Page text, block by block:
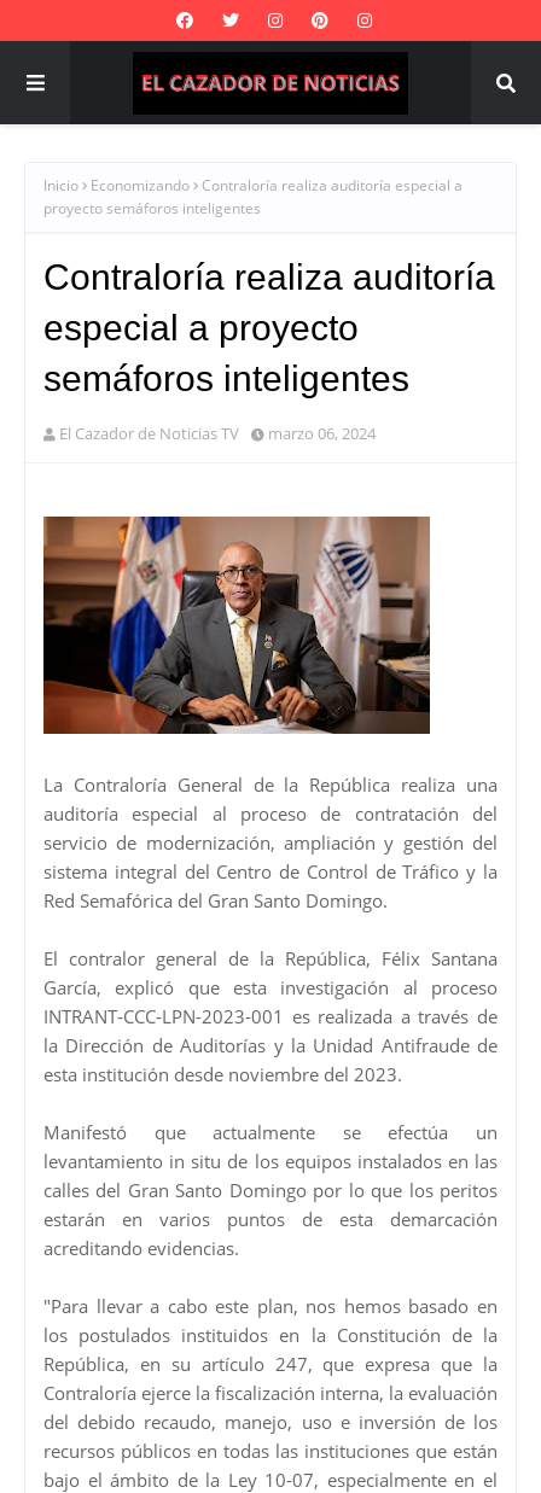
Inicio Economizando
Contraloría realiza auditoría especial a
proyecto semáforos inteligentes
Contraloría realiza auditoría
especial a proyecto
semáforos inteligentes
El Cazador de Noticias TV marzo 06, 2024
La Contraloría General de la República realiza una
auditoría especial al proceso de contratación del
servicio de modernización, ampliación y gestión del
sistema integral del Centro de Control de Tráfico y la
Red Semafórica del Gran Santo Domingo.
El contralor general de la República, Félix Santana
García, explicó que esta investigación al proceso
INTRANT-CCC-LPN-2023-001 es realizada a través de
la Dirección de Auditorías y la Unidad Antifraude de
esta institución desde noviembre del 2023.
Manifestó que actualmente se efectúa un
levantamiento in situ de los equipos instalados en las
calles del Gran Santo Domingo por lo que los peritos
estarán en varios puntos de esta demarcación
acreditando evidencias.
"Para llevar a cabo este plan, nos hemos basado en
los postulados instituidos en la Constitución de la
República, en su artículo 247, que expresa que la
Contraloría ejerce la fiscalización interna, la evaluación
del debido recaudo, manejo, uso e inversión de los
recursos públicos en todas las instituciones que están
bajo el ámbito de la Ley 10-07, especialmente en el